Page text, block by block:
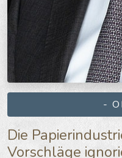
-
Die
Vorschläge